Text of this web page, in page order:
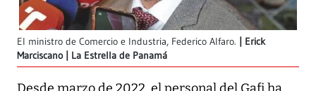
El ministro de Comercio e Industria, Federico Alfaro.
Erick
Marciscano | La Estrella de Panamá
Desde marzo de 2022, el personal del Gafi ha